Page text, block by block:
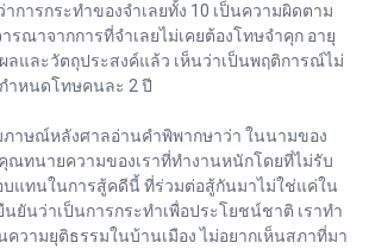
การกระทำของจำเลยทั้ง 10 เป็นความผิดตาม
ณาจากการที่จำเลยไม่เคยต้องโทษจำคุก อายุ
ลและวัตถุประสงค์แล้ว เห็นว่าเป็นพฤติการณ์ไม่
ำหนดโทษคนละ 2 ปี
ภาษณ์หลังศาลอ่านคำพิพากษาว่า ในนามของ
ณทนายความของเราที่ทำงานหนักโดยที่ไม่รับ
บแทนในการสู้คดีนี้ ที่ร่วมต่อสู้กันมาไม่ใช่แค่ใน
ยันว่าเป็นการกระทำเพื่อประโยชน์ชาติ เราทำ
ความยุติธรรมในบ้านเมือง ไม่อยากเห็นสภาที่มา